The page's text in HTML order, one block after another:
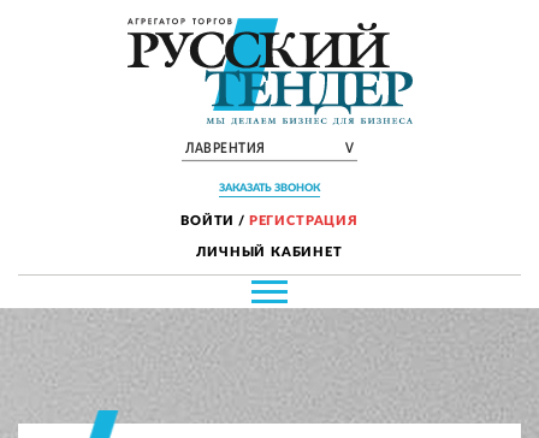
ЛАВРЕНТИЯ V
ЗАКАЗАТЬ ЗВОНОК
ВОЙТИ / РЕГИСТРАЦИЯ
ЛИЧНЫЙ КАБИНЕТ